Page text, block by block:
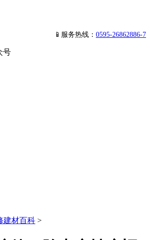
📱服务热线： 0595-26862886-7
建材百科 >